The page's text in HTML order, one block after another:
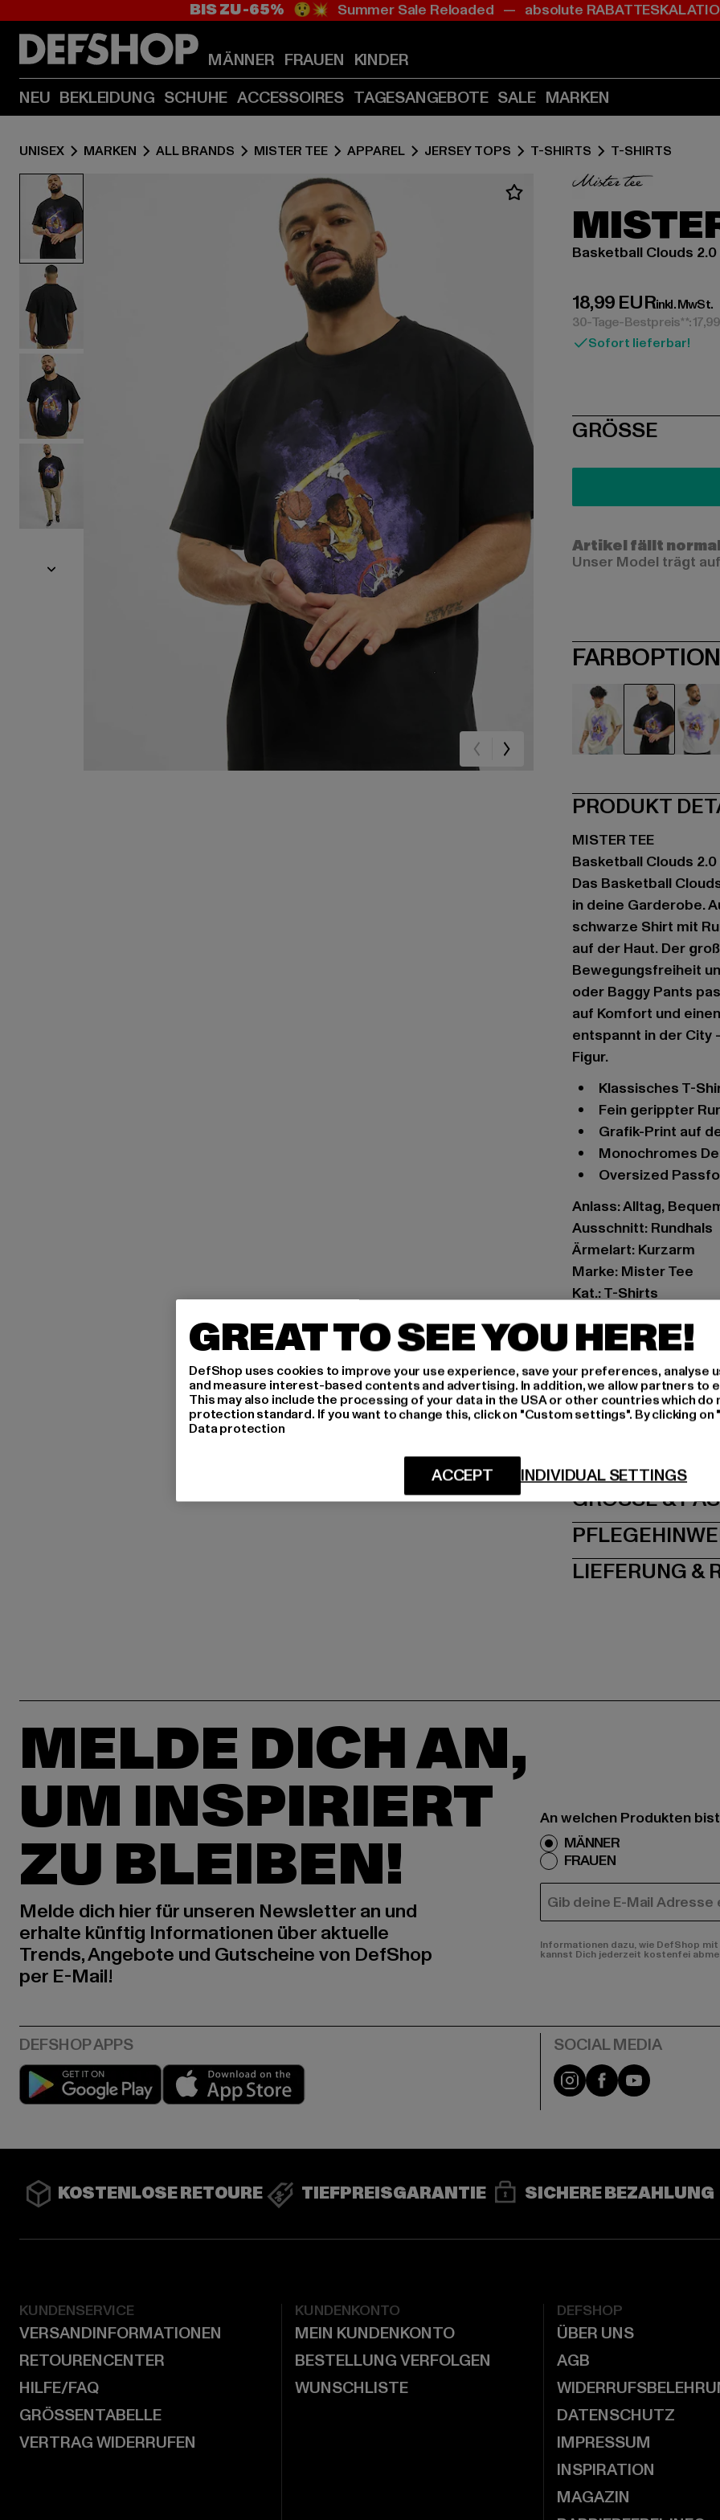
Zum
(Enter
drücken)
Zum
(Enter
drücken)
BIS ZU -65% 😲💥 Summer Sale Reloaded — absolute
MÄNNER FRAUEN KINDER
NEU BEKLEIDUNG SCHUHE ACCESSOIRES TAGESANGEBOTE SALE MARKEN
UNISEX MARKEN ALL BRANDS MISTER TEE APPAREL JERSEY TOPS T-SHIRTS T-SHIRTS
Basketball Clouds
18,99 EUR
Derzeitiger Preis:
inkl. MwSt.
30-Tage-Bestpreis**: 17,99
Sofort lieferbar!
SIZE
GRÖSSE
Artikel fällt
Unser Model trägt
PRODUKT
MISTER TEE
Basketball Clouds
Das Basketball
in deine Garderobe.
schwarze Shirt mit
auf der Haut. Der
Bewegungsfreiheit
oder Baggy Pants
auf Komfort und
entspannt in der City
Figur.
Klassisches T-
Fein gerippter
Grafik-Print auf
Monochromes
Oversized
Anlass: Alltag,
Ausschnitt: Rundhals
Ärmelart: Kurzarm
Marke: Mister Tee
Kat.: T-Shirts
Hersteller Farbe: black
Art.Nr: MT1805-
Hersteller: TB
Dr.-Robert-Murjahn-
GRÖSSE
LIEFERUNG &
MELDE DICH AN,
UM INSPIRIERT
ZU BLEIBEN!
Melde dich hier für unseren Newsletter an und
erhalte künftig Informationen über aktuelle
Trends, Angebote und Gutscheine von DefShop
per E-Mail!
An welchen Produkten
MÄNNER
FRAUEN
E-MAIL
Informationen dazu, wie DefShop
kannst Dich jederzeit kostenfei
Play market Instagram
FacebookYouTube
KOSTENLOSE RETOURE TIEFPREISGARANTIE SICHERE BEZAHLUNG
KUNDENSERVICE
VERSANDINFORMATIONEN
RETOURENCENTER
HILFE/FAQ
GRÖSSENTABELLE
VERTRAG WIDERRUFEN
KUNDENKONTO
MEIN KUNDENKONTO
BESTELLUNG VERFOLGEN
WUNSCHLISTE
DEFSHOP
ÜBER UNS
AGB
DATENSCHUTZ
IMPRESSUM
INSPIRATION
MAGAZIN
GREAT TO SEE YOU HERE!
DefShop uses cookies to improve your use experience, save your preferences, analyse
and measure interest-based contents and advertising. In addition, we allow partners to
This may also include the processing of your data in the USA or other countries which do
protection standard. If you want to change this, click on "Custom settings". By clicking
Data protection
INDIVIDUAL SETTINGS
ACCEPT